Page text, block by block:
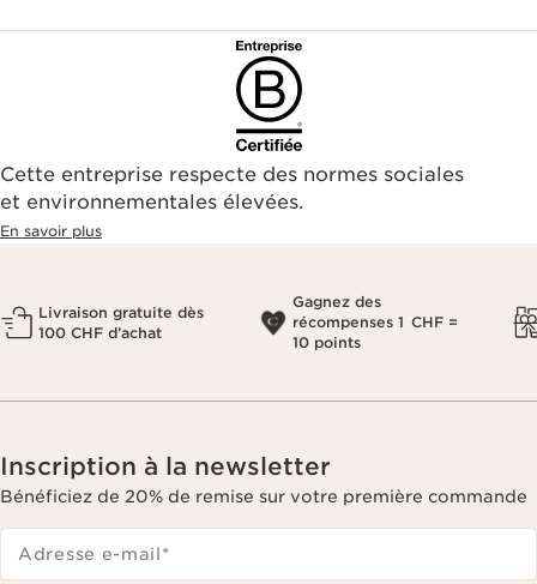
Cette entreprise respecte des normes sociales
et environnementales élevées.
En savoir plus
Livraison gratuite dès
100 CHF d’achat
Gagnez des
récompenses 1 CHF =
10 points
Inscription à la newsletter
Bénéficiez de 20% de remise sur votre première commande
Adresse e-mail*